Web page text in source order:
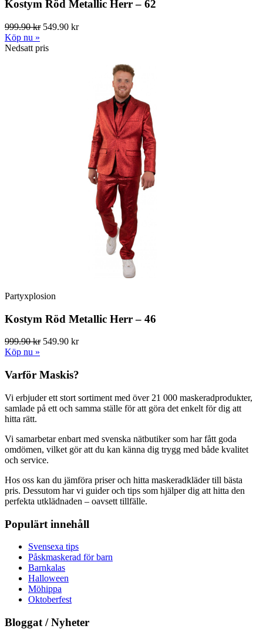
Kostym Röd Metallic Herr – 62
999.90 kr549.90 kr
Köp nu »
Nedsatt pris
Partyxplosion
Kostym Röd Metallic Herr – 46
999.90 kr549.90 kr
Köp nu »
Varför Maskis?
Vi erbjuder ett stort sortiment med över 21 000 maskeradprodukter,
samlade på ett och samma ställe för att göra det enkelt för dig att
hitta rätt.
Vi samarbetar enbart med svenska nätbutiker som har fått goda
omdömen, vilket gör att du kan känna dig trygg med både kvalitet
och service.
Hos oss kan du jämföra priser och hitta maskeradkläder till bästa
pris. Dessutom har vi guider och tips som hjälper dig att hitta den
perfekta utklädnaden – oavsett tillfälle.
Populärt innehåll
Svensexa tips
Påskmaskerad för barn
Barnkalas
Halloween
Möhippa
Oktoberfest
Bloggat / Nyheter